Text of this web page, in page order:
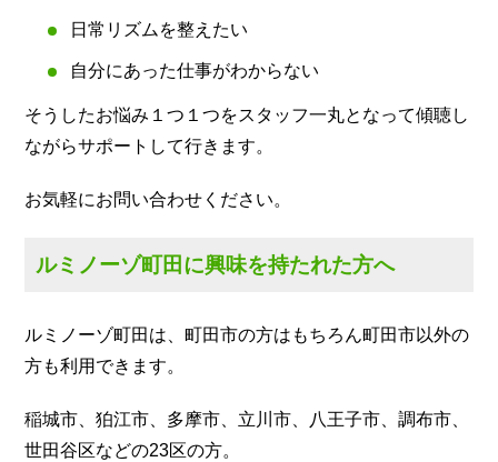
日常リズムを整えたい
自分にあった仕事がわからない
そうしたお悩み１つ１つをスタッフ一丸となって傾聴し
ながらサポートして行きます。
お気軽にお問い合わせください。
ルミノーゾ町田に興味を持たれた方へ
ルミノーゾ町田は、町田市の方はもちろん町田市以外の
方も利用できます。
稲城市、狛江市、多摩市、立川市、八王子市、調布市、
世田谷区などの23区の方。